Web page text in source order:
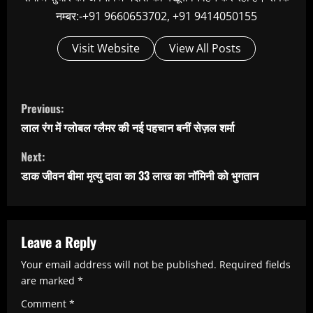
नम्बर:-+91 9660653702, +91 9414050155
Visit Website View All Posts
C
o
n
t
u
e
R
Previous:
लाल रंग में ग्लोबल ग्लैमर की नई पहचान बनीं सेज़ल शर्मा
Next:
डाक जीवन बीमा मृत्यु दावा का 33 लाख का नॉमिनी को भुगतान
Leave a Reply
Your email address will not be published. Required fields
are marked *
Comment *